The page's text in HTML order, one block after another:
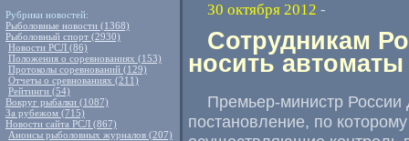
Рубрики новостей:
Рыболовные новости (1368)
Рыболовный спорт (2930)
Новости РСЛ (86)
Положения о соревнованиях (153)
Протоколы соревнований (129)
Отчеты о сревнованиях (211)
Рейтинги (54)
Вокруг рыбалки (1087)
За рубежом (715)
Новости сайта РСЛ (867)
Анонсы рыболовных журналов (207)
30 октября 2012 -
Сотрудникам
носить автоматы
Премьер-министр
постановление, по